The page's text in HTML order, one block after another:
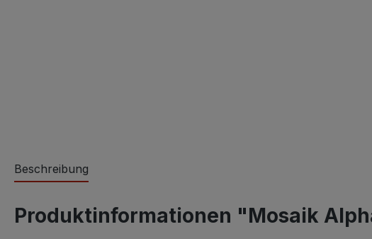
Beschreibung
Produktinformationen "Mosaik